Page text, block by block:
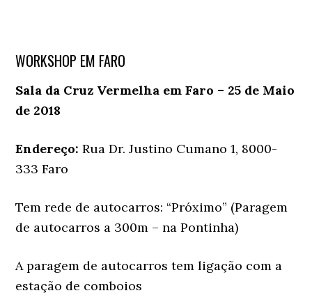
WORKSHOP EM FARO
Sala da Cruz Vermelha em Faro – 25 de Maio
de 2018
Endereço: Rua Dr. Justino Cumano 1, 8000-
333 Faro
Tem rede de autocarros: “Próximo” (Paragem
de autocarros a 300m – na Pontinha)
A paragem de autocarros tem ligação com a
estação de comboios